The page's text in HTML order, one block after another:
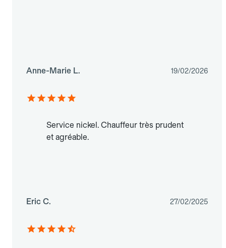
Anne-Marie L. 19/02/2026
Service nickel. Chauffeur très prudent
et agréable.
Eric C. 27/02/2025